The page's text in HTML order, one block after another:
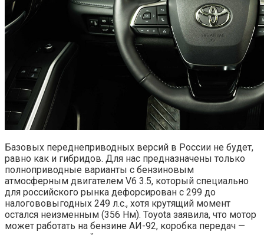
Базовых переднеприводных версий в России не будет,
равно как и гибридов. Для нас предназначены только
полноприводные варианты с бензиновым
атмосферным двигателем V6 3.5, который специально
для российского рынка дефорсирован с 299 до
налогововыгодных 249 л.с., хотя крутящий момент
остался неизменным (356 Нм). Toyota заявила, что мотор
может работать на бензине АИ-92, коробка передач —